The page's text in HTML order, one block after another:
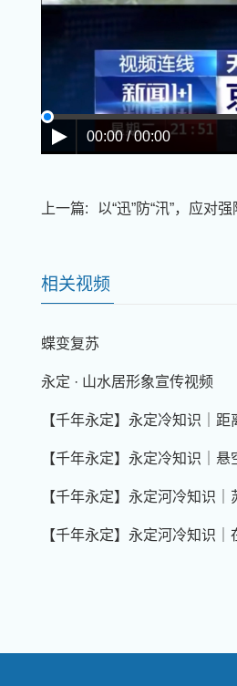
00:00 / 00:00
上一篇: 以“迅”防“汛”，应对
相关视频
蝶变复苏
永定 · 山水居形象宣传视频
【千年永定】永定冷知识｜
【千年永定】永定冷知识｜
【千年永定】永定河冷知识
【千年永定】永定河冷知识｜